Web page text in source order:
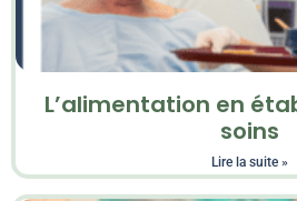
L’alimentation en
soins
Lire la suite »